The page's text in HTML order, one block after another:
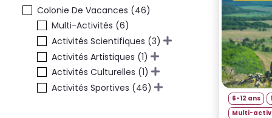
Colonie De Vacances (46)
Multi-Activités (6)
Activités Scientifiques (3)
Activités Artistiques (1)
Activités Culturelles (1)
Activités Sportives (46)
6-12 ans
Multi-